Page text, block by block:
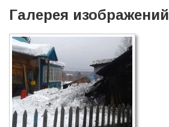
Галерея изображений